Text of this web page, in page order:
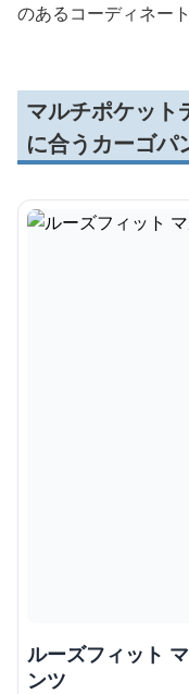
のあるコーディネー
マルチポケット
に合うカーゴパ
ルーズフィット
ンツ